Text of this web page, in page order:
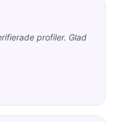
profiler. Glad